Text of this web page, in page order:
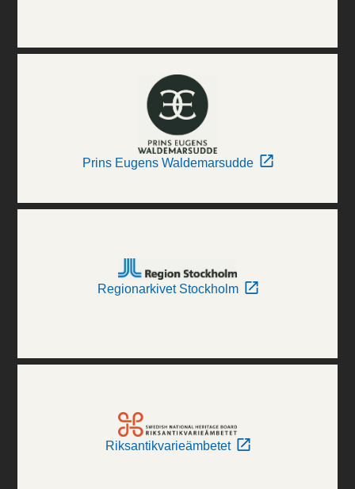
Prins Eugens Waldemarsudde
Regionarkivet Stockholm
Riksantikvarieämbetet